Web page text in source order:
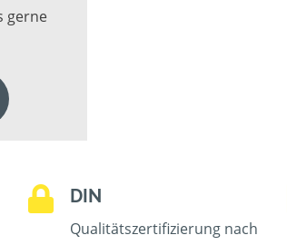
gerne
DIN
Qualitätszertifizierung nach